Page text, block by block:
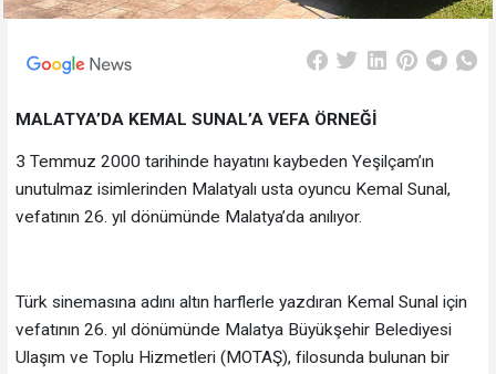
MALATYA’DA KEMAL SUNAL’A VEFA ÖRNEĞİ
3 Temmuz 2000 tarihinde hayatını kaybeden Yeşilçam’ın
unutulmaz isimlerinden Malatyalı usta oyuncu Kemal Sunal,
vefatının 26. yıl dönümünde Malatya’da anılıyor.
Türk sinemasına adını altın harflerle yazdıran Kemal Sunal için
vefatının 26. yıl dönümünde Malatya Büyükşehir Belediyesi
Ulaşım ve Toplu Hizmetleri (MOTAŞ), filosunda bulunan bir